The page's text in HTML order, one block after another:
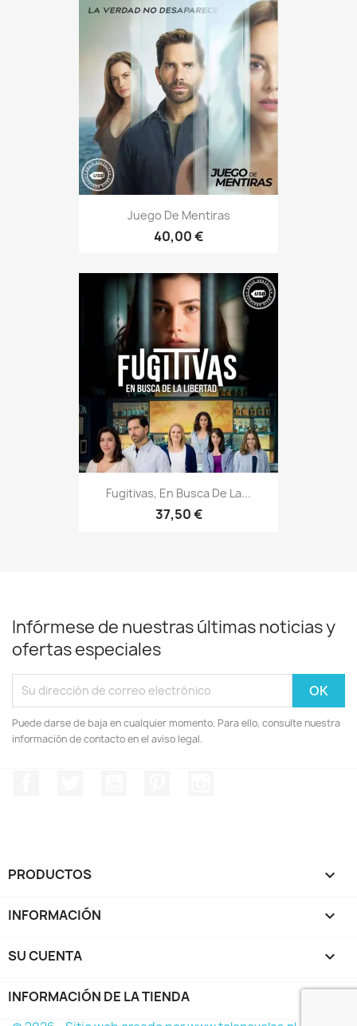
Juego De Mentiras
40,00 €
Fugitivas, En Busca De La...
37,50 €
Infórmese de nuestras últimas noticias y
ofertas especiales
Puede darse de baja en cualquier momento. Para ello, consulte nuestra
información de contacto en el aviso legal.
PRODUCTOS 
INFORMACIÓN 
SU CUENTA 
INFORMACIÓN DE LA TIENDA